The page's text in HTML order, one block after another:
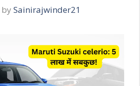
by Sainirajwinder21